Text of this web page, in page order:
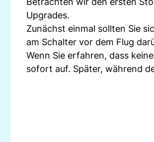
Upgrades.
Zunächst einmal sollten Sie
am Schalter vor dem Flug
Wenn Sie erfahren, dass
sofort auf. Später, während